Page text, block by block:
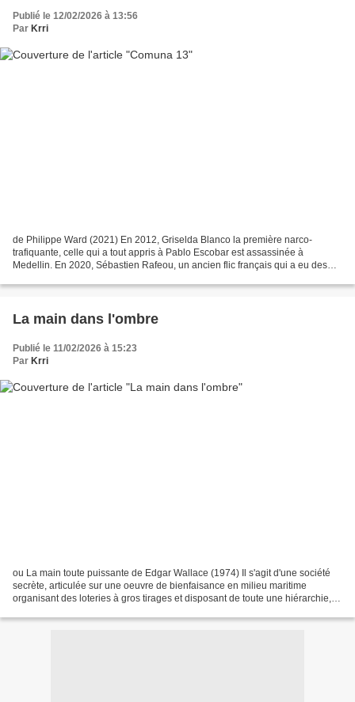
Publié le 12/02/2026 à 13:56
Par Krri
de Philippe Ward (2021) En 2012, Griselda Blanco la première narco-
trafiquante, celle qui a tout appris à Pablo Escobar est assassinée à
Medellin. En 2020, Sébastien Rafeou, un ancien flic français qui a eu des
La main dans l'ombre
Publié le 11/02/2026 à 15:23
Par Krri
ou La main toute puissante de Edgar Wallace (1974) Il s'agit d'une société
secrète, articulée sur une oeuvre de bienfaisance en milieu maritime
organisant des loteries à gros tirages et disposant de toute une hiérarchie,